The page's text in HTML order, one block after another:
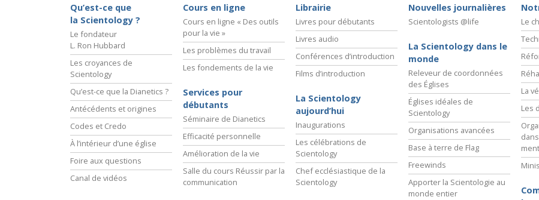
Qu’est-ce que
la Scientology ?
Le fondateur
L. Ron Hubbard
Les croyances de
Scientology
Qu’est-ce que la Dianetics ?
Antécédents et origines
Codes et Credo
À l’intérieur d’une église
Foire aux questions
Canal de vidéos
Cours en ligne
Cours en ligne « Des outils
pour la vie »
Les problèmes du travail
Les fondements de la vie
Services pour
débutants
Séminaire de Dianetics
Efficacité personnelle
Amélioration de la vie
Salle du cours Réussir par la
communication
Librairie
Livres pour débutants
Livres audio
Conférences d’introduction
Films d’introduction
La Scientology
aujourd’hui
Inaugurations
Les célébrations de
Scientology
Chef ecclésiastique de la
Scientology
Nouvelles journalières
Scientologists @life
La Scientology dans le
monde
Releveur de coordonnées
des Églises
Églises idéales de
Scientology
Organisations avancées
Base à terre de Flag
Freewinds
Apporter la Scientologie au
monde entier
Le
La
Les